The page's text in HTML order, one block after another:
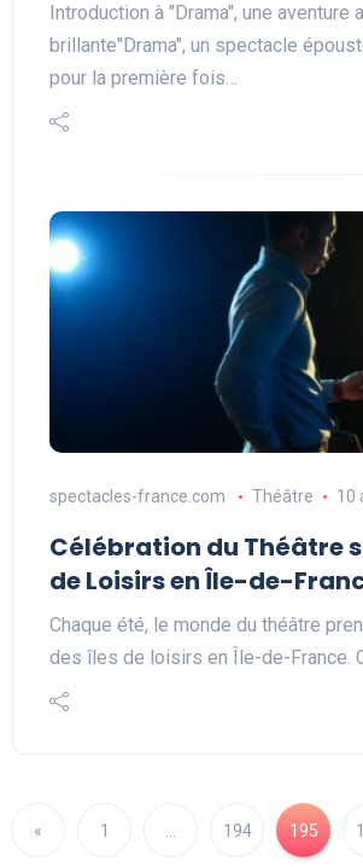
Introduction à "Drama", une aventure
brillante"Drama", un spectacle
pour la première fois…
spectacles-france.com Théâtre 10
Célébration du Théâtre
de Loisirs en Île-de-
Chaque été, le monde du théâtre
des îles de loisirs en Île-de-France.
« 1 194 195